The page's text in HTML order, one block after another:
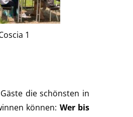
1
die schönsten in
können: Wer bis